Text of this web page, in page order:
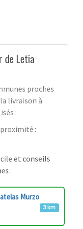
de Letia
proches
livraison à
:
:
et conseils
:
Murzo
3 km